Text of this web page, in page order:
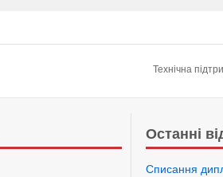
Технічна
Останні
Списання